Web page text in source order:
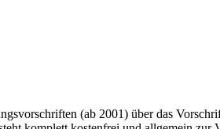
(ab 2001) über das